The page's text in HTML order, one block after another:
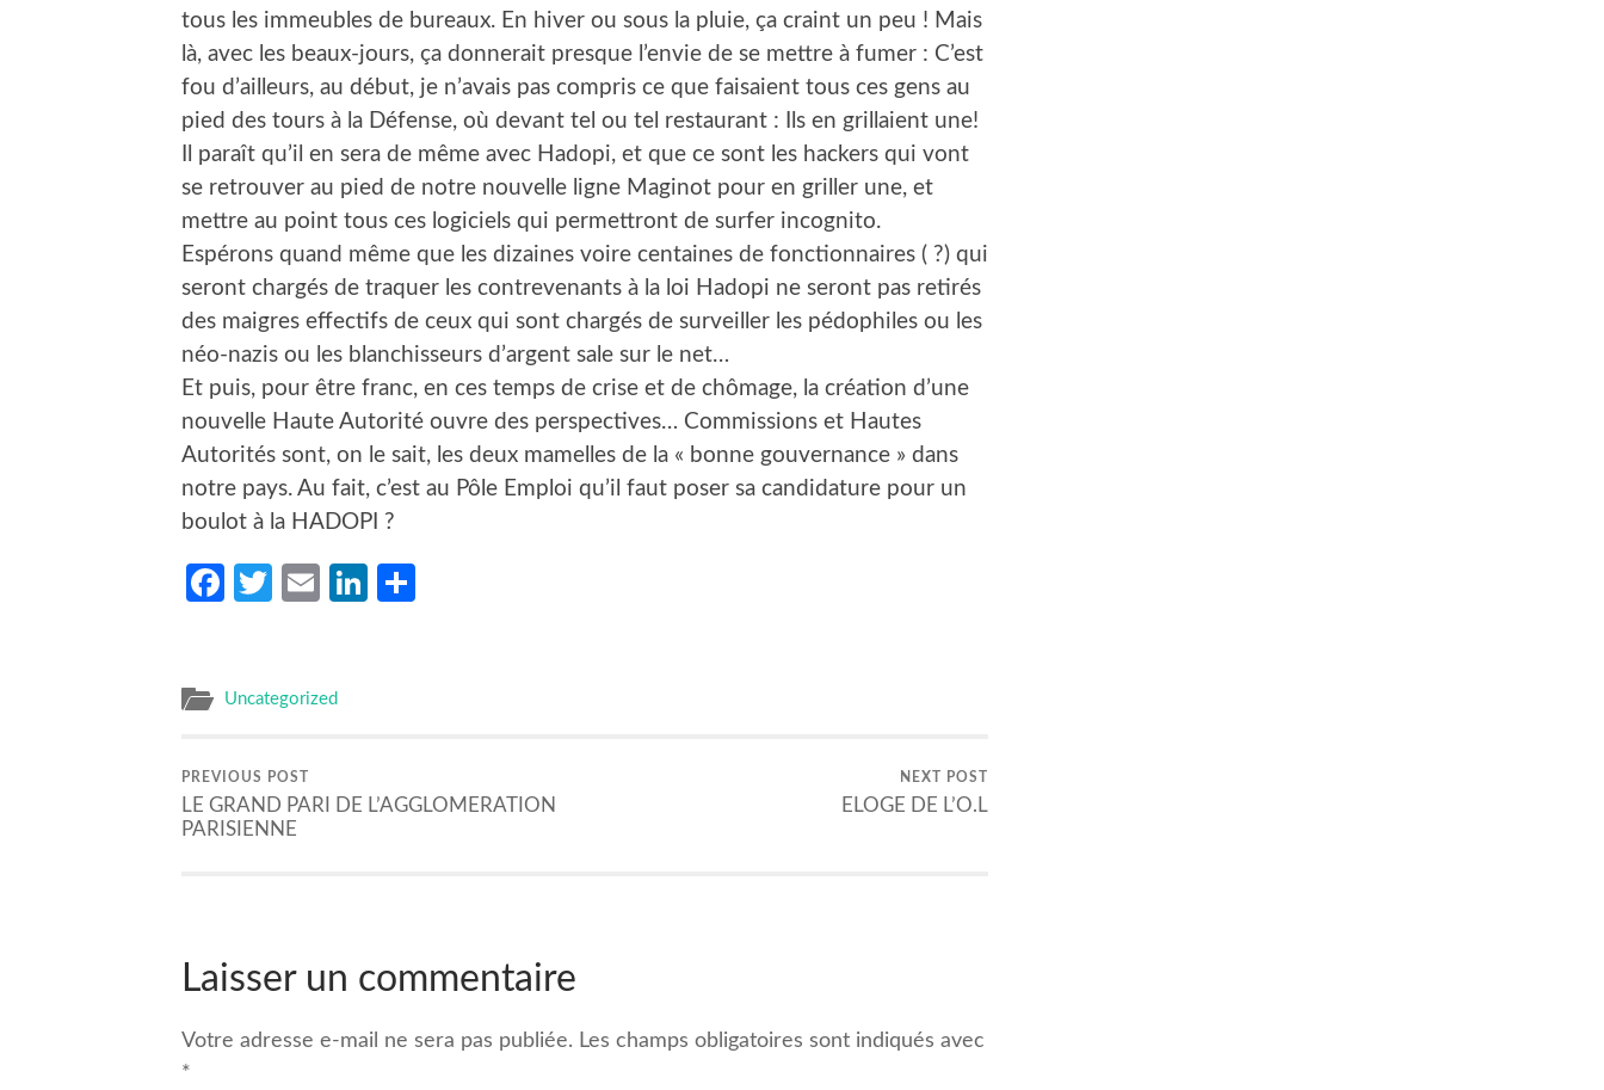
tous les immeubles de bureaux. En hiver ou sous la pluie, ça craint un peu ! Mais
là, avec les beaux-jours, ça donnerait presque l’envie de se mettre à fumer : C’est
fou d’ailleurs, au début, je n’avais pas compris ce que faisaient tous ces gens au
pied des tours à la Défense, où devant tel ou tel restaurant : Ils en grillaient une!
Il paraît qu’il en sera de même avec Hadopi, et que ce sont les hackers qui vont
se retrouver au pied de notre nouvelle ligne Maginot pour en griller une, et
mettre au point tous ces logiciels qui permettront de surfer incognito.
Espérons quand même que les dizaines voire centaines de fonctionnaires ( ?) qui
seront chargés de traquer les contrevenants à la loi Hadopi ne seront pas retirés
des maigres effectifs de ceux qui sont chargés de surveiller les pédophiles ou les
néo-nazis ou les blanchisseurs d’argent sale sur le net…
Et puis, pour être franc, en ces temps de crise et de chômage, la création d’une
nouvelle Haute Autorité ouvre des perspectives… Commissions et Hautes
Autorités sont, on le sait, les deux mamelles de la « bonne gouvernance » dans
notre pays. Au fait, c’est au Pôle Emploi qu’il faut poser sa candidature pour un
boulot à la HADOPI ?
Facebook
Twitter
EmailLinkedIn
Uncategorized
PREVIOUS POST
LE GRAND PARI DE L’AGGLOMERATION
PARISIENNE
NEXT POST
ELOGE DE L’O.L
Laisser un commentaire
Votre adresse e-mail ne sera pas publiée. Les champs obligatoires sont indiqués avec
*